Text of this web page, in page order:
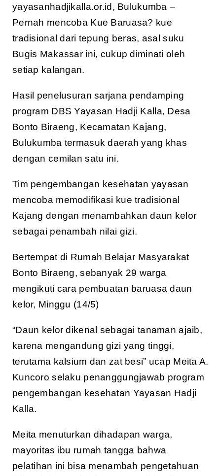
yayasanhadjikalla.or.id, Bulukumba –
Pernah mencoba Kue Baruasa? kue
tradisional dari tepung beras, asal suku
Bugis Makassar ini, cukup diminati oleh
setiap kalangan.
Hasil penelusuran sarjana pendamping
program DBS Yayasan Hadji Kalla, Desa
Bonto Biraeng, Kecamatan Kajang,
Bulukumba termasuk daerah yang khas
dengan cemilan satu ini.
Tim pengembangan kesehatan yayasan
mencoba memodifikasi kue tradisional
Kajang dengan menambahkan daun kelor
sebagai penambah nilai gizi.
Bertempat di Rumah Belajar Masyarakat
Bonto Biraeng, sebanyak 29 warga
mengikuti cara pembuatan baruasa daun
kelor, Minggu (14/5)
“Daun kelor dikenal sebagai tanaman ajaib,
karena mengandung gizi yang tinggi,
terutama kalsium dan zat besi” ucap Meita A.
Kuncoro selaku penanggungjawab program
pengembangan kesehatan Yayasan Hadji
Kalla.
Meita menuturkan dihadapan warga,
mayoritas ibu rumah tangga bahwa
pelatihan ini bisa menambah pengetahuan